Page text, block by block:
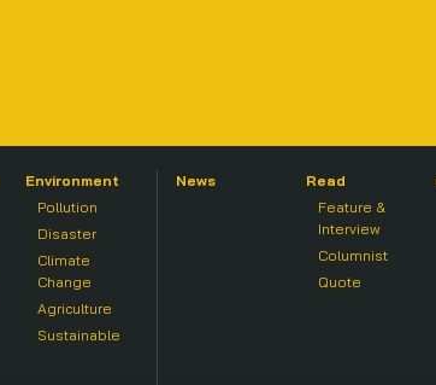
Environment
Pollution
Disaster
Climate
Change
Agriculture
Sustainable
News
Read
Feature &
Interview
Columnist
Quote